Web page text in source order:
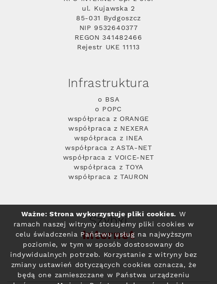
ul. Kujawska 2
85-031 Bydgoszcz
NIP 9532640377
REGON 341482466
Rejestr UKE 11113
Infrastruktura
o BSA
o POPC
współpraca z ORANGE
współpraca z NEXERA
współpraca z INEA
współpraca z ASTA-NET
współpraca z VOICE-NET
współpraca z TOYA
współpraca z TAURON
Szybki
Internet
Ważne: Strona wykorzystuje pliki cookies. W
ramach naszej witryny stosujemy pliki cookies w
celu świadczenia Państwu usług na najwyższym
poziomie, w tym w sposób dostosowany do
indywidualnych potrzeb. Korzystanie z witryny bez
zmiany ustawień dotyczących cookies oznacza, że
będą one zamieszczane w Państwa urządzeniu